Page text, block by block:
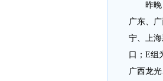
昨晚，
广东、
宁、上
口；E组
广西龙